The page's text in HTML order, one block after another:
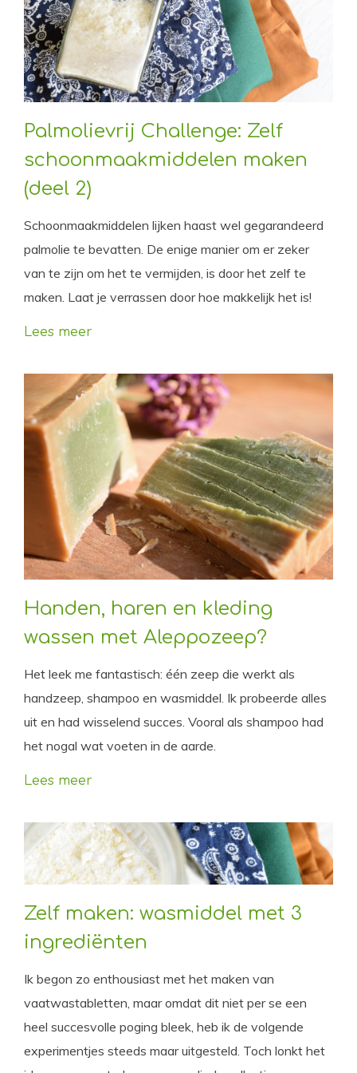
Palmolievrij Challenge: Zelf
schoonmaakmiddelen maken
(deel 2)
Schoonmaakmiddelen lijken haast wel gegarandeerd
palmolie te bevatten. De enige manier om er zeker
van te zijn om het te vermijden, is door het zelf te
maken. Laat je verrassen door hoe makkelijk het is!
Lees meer
Handen, haren en kleding
wassen met Aleppozeep?
Het leek me fantastisch: één zeep die werkt als
handzeep, shampoo en wasmiddel. Ik probeerde alles
uit en had wisselend succes. Vooral als shampoo had
het nogal wat voeten in de aarde.
Lees meer
Zelf maken: wasmiddel met 3
ingrediënten
Ik begon zo enthousiast met het maken van
vaatwastabletten, maar omdat dit niet per se een
heel succesvolle poging bleek, heb ik de volgende
experimentjes steeds maar uitgesteld. Toch lonkt het